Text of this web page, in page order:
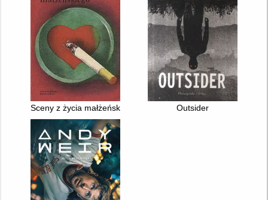
Sceny z życia małżeńskiego Outsider